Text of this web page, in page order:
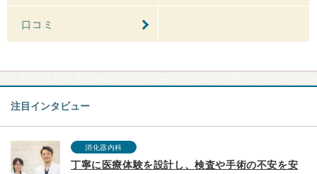
口コミ
注目インタビュー
消化器内科
丁寧に医療体験を設計し、検査や手術の不安を安